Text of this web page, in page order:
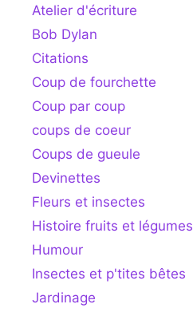
Atelier d'écriture
Bob Dylan
Citations
Coup de fourchette
Coup par coup
coups de coeur
Coups de gueule
Devinettes
Fleurs et insectes
Histoire fruits et légumes
Humour
Insectes et p'tites bêtes
Jardinage